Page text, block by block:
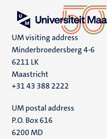
UM visiting address
Minderbroedersberg 4-6
6211 LK
Maastricht
+31 43 388 2222
UM postal address
P.O. Box 616
6200 MD